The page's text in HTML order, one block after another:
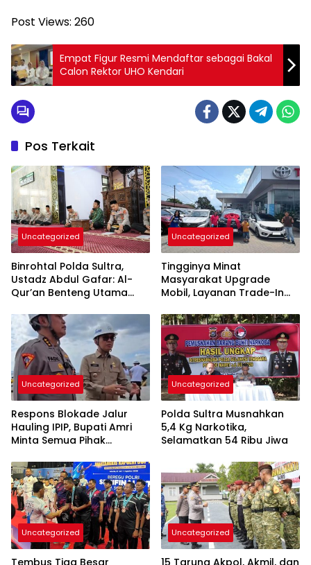
Post Views: 260
Empat Figur Resmi Mendaftar sebagai Bakal
Calon Rektor UHO Kendari
Pos Terkait
Uncategorized
Binrohtal Polda Sultra,
Ustadz Abdul Gafar: Al-
Qur’an Benteng Utama
Penyimpangan Sosial
Uncategorized
Tingginya Minat
Masyarakat Upgrade
Mobil, Layanan Trade-In
Permintaan
Uncategorized
Respons Blokade Jalur
Hauling IPIP, Bupati Amri
Minta Semua Pihak
Kepastian Hukum
Uncategorized
Polda Sultra Musnahkan
5,4 Kg Narkotika,
Selamatkan 54 Ribu Jiwa
Uncategorized
Tembus Tiga Besar
Uncategorized
15 Taruna Akpol, Akmil, dan